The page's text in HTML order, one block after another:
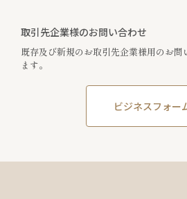
取引先企業様のお問い合わせ
既存及び新規のお取引先企業様用のお問
ます。
ビジネスフォー